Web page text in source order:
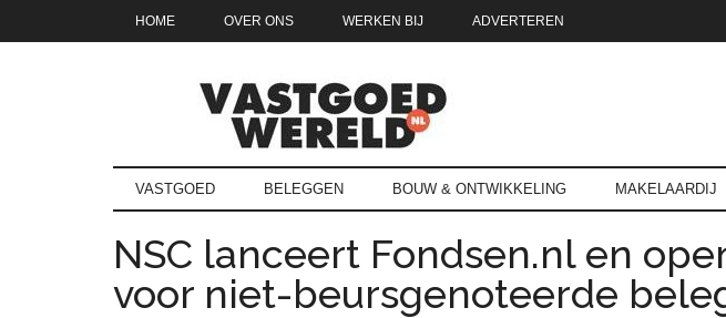
HOME OVER ONS WERKEN BIJ ADVERTEREN
Vastgoedwereld.nl
vastgoedwereld.nl
VASTGOED BELEGGEN BOUW & ONTWIKKELING MAKELAARDIJ
NSC lanceert Fondsen.nl en
voor niet-beursgenoteerde